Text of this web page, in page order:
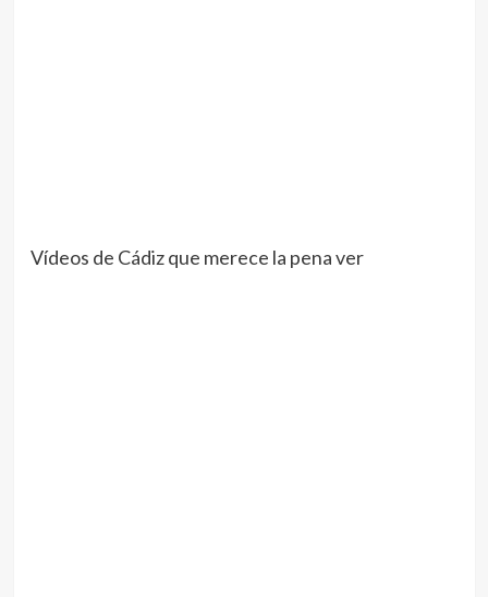
Vídeos de Cádiz que merece la pena ver